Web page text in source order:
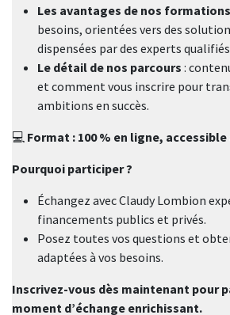
Les avantages de nos formations
besoins, orientées vers des
dispensées par des experts
Le détail de nos parcours :
et comment vous inscrire pour
ambitions en succès.
💻 Format : 100 % en ligne,
Pourquoi participer ?
Échangez avec Claudy Lombion
financements publics et privés.
Posez toutes vos questions et
adaptées à vos besoins.
Inscrivez-vous dès maintenant pour
moment d’échange enrichissant.